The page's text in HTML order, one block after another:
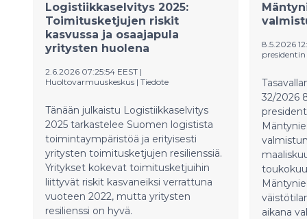
Logistiikkaselvitys 2025:
Toimitusketjujen riskit
kasvussa ja osaajapula
yritysten huolena
2.6.2026 07:25:54 EEST |
Huoltovarmuuskeskus | Tiedote
Tänään julkaistu Logistiikkaselvitys
2025 tarkastelee Suomen logistista
toimintaympäristöä ja erityisesti
yritysten toimitusketjujen resilienssiä.
Yritykset kokevat toimitusketjuihin
liittyvät riskit kasvaneiksi verrattuna
vuoteen 2022, mutta yritysten
resilienssi on hyvä.
8.5.2026
32/2026
aikana